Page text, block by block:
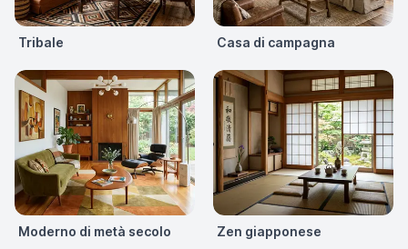
Tribale Casa di campagna
Moderno di metà secolo Zen giapponese